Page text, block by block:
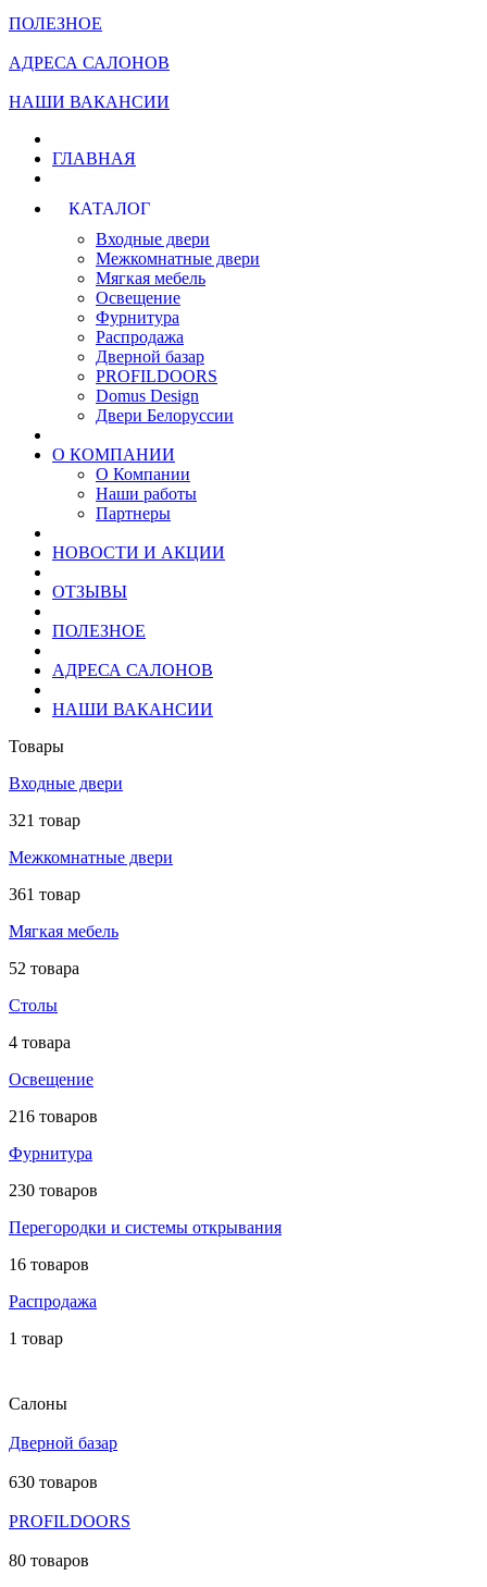
ПОЛЕЗНОЕ
АДРЕСА САЛОНОВ
НАШИ ВАКАНСИИ
ГЛАВНАЯ
КАТАЛОГ
Входные двери
Межкомнатные двери
Мягкая мебель
Освещение
Фурнитура
Распродажа
Дверной базар
PROFILDOORS
Domus Design
Двери Белоруссии
О КОМПАНИИ
О Компании
Наши работы
Партнеры
НОВОСТИ И АКЦИИ
ОТЗЫВЫ
ПОЛЕЗНОЕ
АДРЕСА САЛОНОВ
НАШИ ВАКАНСИИ
Товары
Входные двери
321 товар
Межкомнатные двери
361 товар
Мягкая мебель
52 товара
Столы
4 товара
Освещение
216 товаров
Фурнитура
230 товаров
Перегородки и системы открывания
16 товаров
Распродажа
1 товар
Салоны
Дверной базар
630 товаров
PROFILDOORS
80 товаров